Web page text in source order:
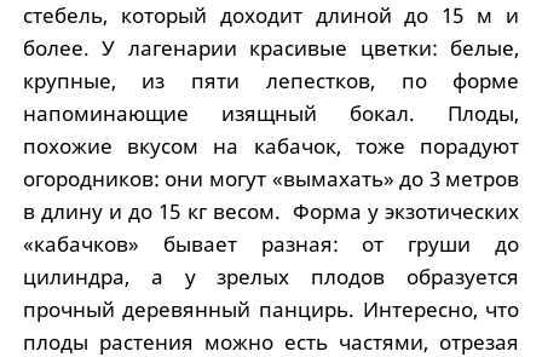
стебель, который доходит длиной до 15 м и
более. У лагенарии красивые цветки: белые,
крупные, из пяти лепестков, по форме
напоминающие изящный бокал. Плоды,
похожие вкусом на кабачок, тоже порадуют
огородников: они могут «вымахать» до 3 метров
в длину и до 15 кг весом. Форма у экзотических
«кабачков» бывает разная: от груши до
цилиндра, а у зрелых плодов образуется
прочный деревянный панцирь. Интересно, что
плоды растения можно есть частями, отрезая